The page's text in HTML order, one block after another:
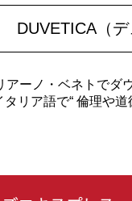
DUVETICA（
ーノ・ベネトで
リア語で“ 倫理や